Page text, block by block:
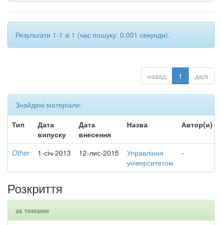
Результати 1-1 зі 1 (час пошуку: 0.001 секунди).
назад 1 далі
Знайдені матеріали:
Тип
Дата
випуску
Дата
внесення
Назва Автор(и)
Other 1-січ-2013 12-лис-2015
Управління
університетом
-
Розкриття
за темами